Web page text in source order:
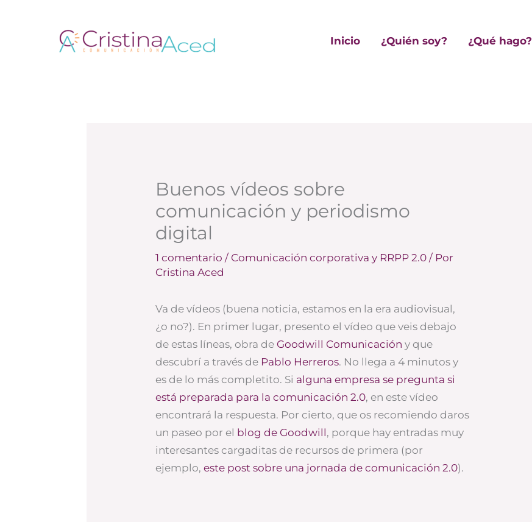
Inicio ¿Quién soy? ¿Qué hago?
Buenos vídeos sobre
comunicación y periodismo
digital
1 comentario / Comunicación corporativa y RRPP 2.0 / Por
Cristina Aced
Va de vídeos (buena noticia, estamos en la era audiovisual,
¿o no?). En primer lugar, presento el vídeo que veis debajo
de estas líneas, obra de Goodwill Comunicación y que
descubrí a través de Pablo Herreros. No llega a 4 minutos y
es de lo más completito. Si alguna empresa se pregunta si
está preparada para la comunicación 2.0, en este vídeo
encontrará la respuesta. Por cierto, que os recomiendo daros
un paseo por el blog de Goodwill, porque hay entradas muy
interesantes cargaditas de recursos de primera (por
ejemplo,este post sobre una jornada de comunicación 2.0).